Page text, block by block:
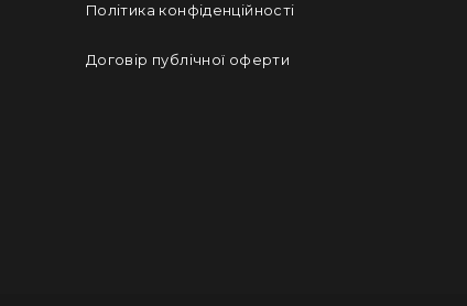
Політика конфіденційності
Договір публічної оферти